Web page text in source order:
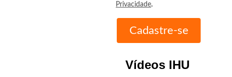
Privacidade.
Vídeos IHU